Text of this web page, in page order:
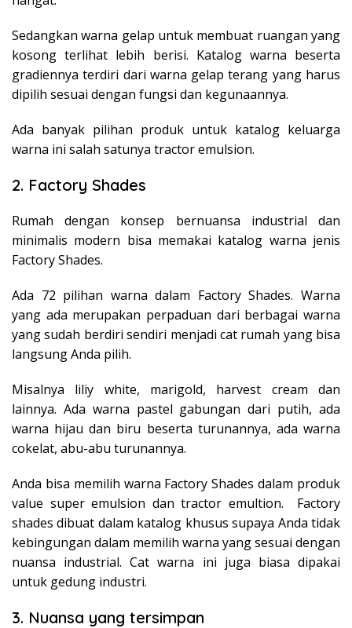
Sedangkan warna gelap untuk membuat ruangan yang
kosong terlihat lebih berisi. Katalog warna beserta
gradiennya terdiri dari warna gelap terang yang harus
dipilih sesuai dengan fungsi dan kegunaannya.
Ada banyak pilihan produk untuk katalog keluarga
warna ini salah satunya tractor emulsion.
2. Factory Shades
Rumah dengan konsep bernuansa industrial dan
minimalis modern bisa memakai katalog warna jenis
Factory Shades.
Ada 72 pilihan warna dalam Factory Shades. Warna
yang ada merupakan perpaduan dari berbagai warna
yang sudah berdiri sendiri menjadi cat rumah yang bisa
langsung Anda pilih.
Misalnya liliy white, marigold, harvest cream dan
lainnya. Ada warna pastel gabungan dari putih, ada
warna hijau dan biru beserta turunannya, ada warna
cokelat, abu-abu turunannya.
Anda bisa memilih warna Factory Shades dalam produk
value super emulsion dan tractor emultion. Factory
shades dibuat dalam katalog khusus supaya Anda tidak
kebingungan dalam memilih warna yang sesuai dengan
nuansa industrial. Cat warna ini juga biasa dipakai
untuk gedung industri.
3. Nuansa yang tersimpan